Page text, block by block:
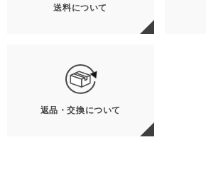
送料について
返品・交換について